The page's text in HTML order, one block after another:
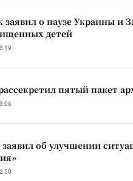
о паузе Украины и
детей
пятый пакет
об улучшении